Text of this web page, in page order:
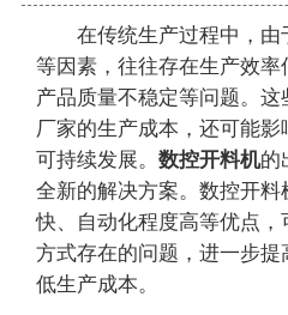
在传统生产过程中，由
等因素，往往存在生产效率
产品质量不稳定等问题。
厂家的生产成本，还可能
可持续发展。 数控开料机的
全新的解决方案。数控开
快、自动化程度高等优点
方式存在的问题，进一步
低生产成本。